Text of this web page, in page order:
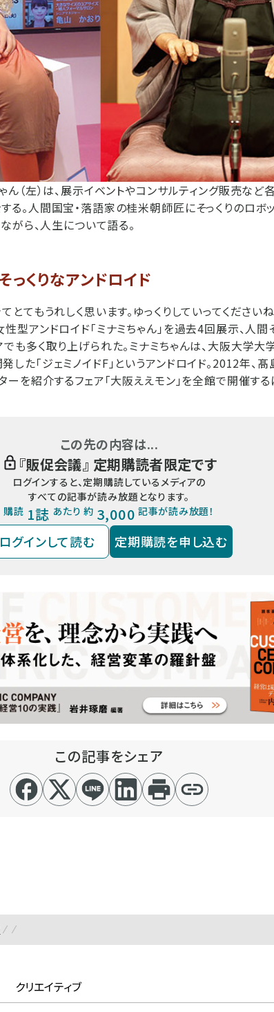
ん（左）は、展示イベントやコンサルティング販売な
。人間国宝・落語家の桂米朝師匠にそっくりのロボ
がら、人生について語る。
くりなアンドロイド
とてもうれしく思います。ゆっくりしていってください
型アンドロイド「ミナミちゃん」を過去4回展示、人間
も多く取り上げられた。ミナミちゃんは、大阪大学
た「ジェミノイドF」というアンドロイド。2012年、
ーを紹介するフェア「大阪ええモン」を全館で開催す
この先の内容は...
『販促会議』 定期購読者限定です
ログインすると、定期購読しているメディアの
すべての記事が読み放題となります。
購読 1誌 あたり 約 3,000 記事が読み放題！
ログインして読む 定期購読を申し込む
この記事をシェア
クリエイティブ